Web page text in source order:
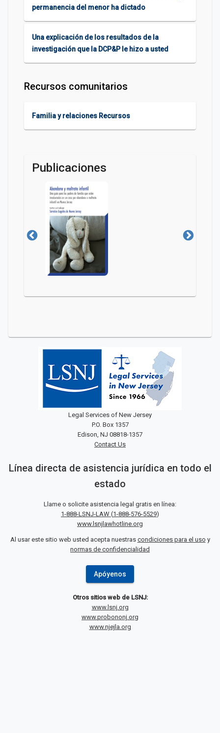
permanencia del menor ha dictado
Una explicación de los resultados de la
investigación que la DCP&P le hizo a usted
Recursos comunitarios
Familia y relaciones Recursos
Publicaciones
Legal Services of New Jersey
P.O. Box 1357
Edison, NJ 08818-1357
Contact Us
Línea directa de asistencia jurídica en todo el
estado
Llame o solicite asistencia legal gratis en línea:
1-888-LSNJ-LAW (1-888-576-5529)
www.lsnjlawhotline.org
Al usar este sitio web usted acepta nuestras condiciones para el uso y
normas de confidencialidad
Apóyenos
Otros sitios web de LSNJ:
www.lsnj.org
www.probononj.org
www.njejla.org